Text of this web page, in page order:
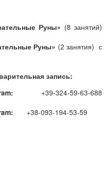
Руны» (8 занятий)
Руны» (2 занятия) с
запись:
+39-324-59-63-688
+38-093-194-53-59